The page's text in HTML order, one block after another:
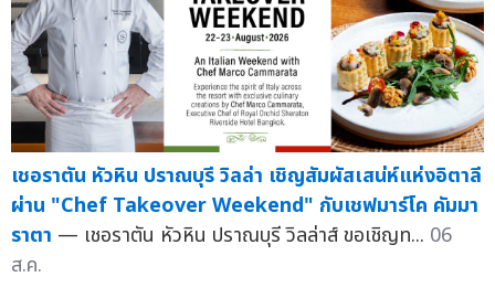
เชอราตัน หัวหิน ปราณบุรี วิลล่า เชิญสัมผัสเสน่ห์แห่งอิตาลี
ผ่าน "Chef Takeover Weekend" กับเชฟมาร์โค คัมมา
ราตา — เชอราตัน หัวหิน ปราณบุรี วิลล่าส์ ขอเชิญท... 06
ส.ค.